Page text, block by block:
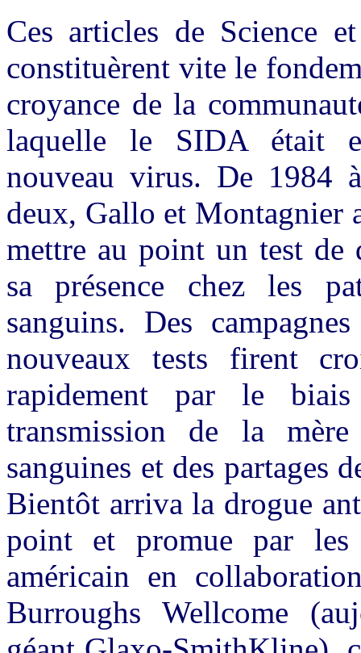
Ces articles de Science
constituèrent vite le
croyance de la
laquelle le SIDA était
nouveau virus. De 1984
deux, Gallo et Montagnier
mettre au point un test de
sa présence chez les
sanguins. Des
nouveaux tests firent
rapidement par le
transmission de la
sanguines et des partages
Bientôt arriva la drogue
point et promue par les
américain en
Burroughs Wellcome